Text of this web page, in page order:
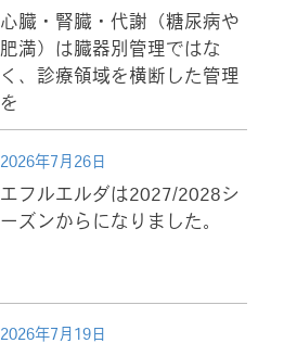
心臓・腎臓・代謝（糖尿病や
肥満）は臓器別管理ではな
く、診療領域を横断した管理
を
エフルエルダは2027/2028シ
ーズンからになりました。
2026年7月26日
2026年7月19日